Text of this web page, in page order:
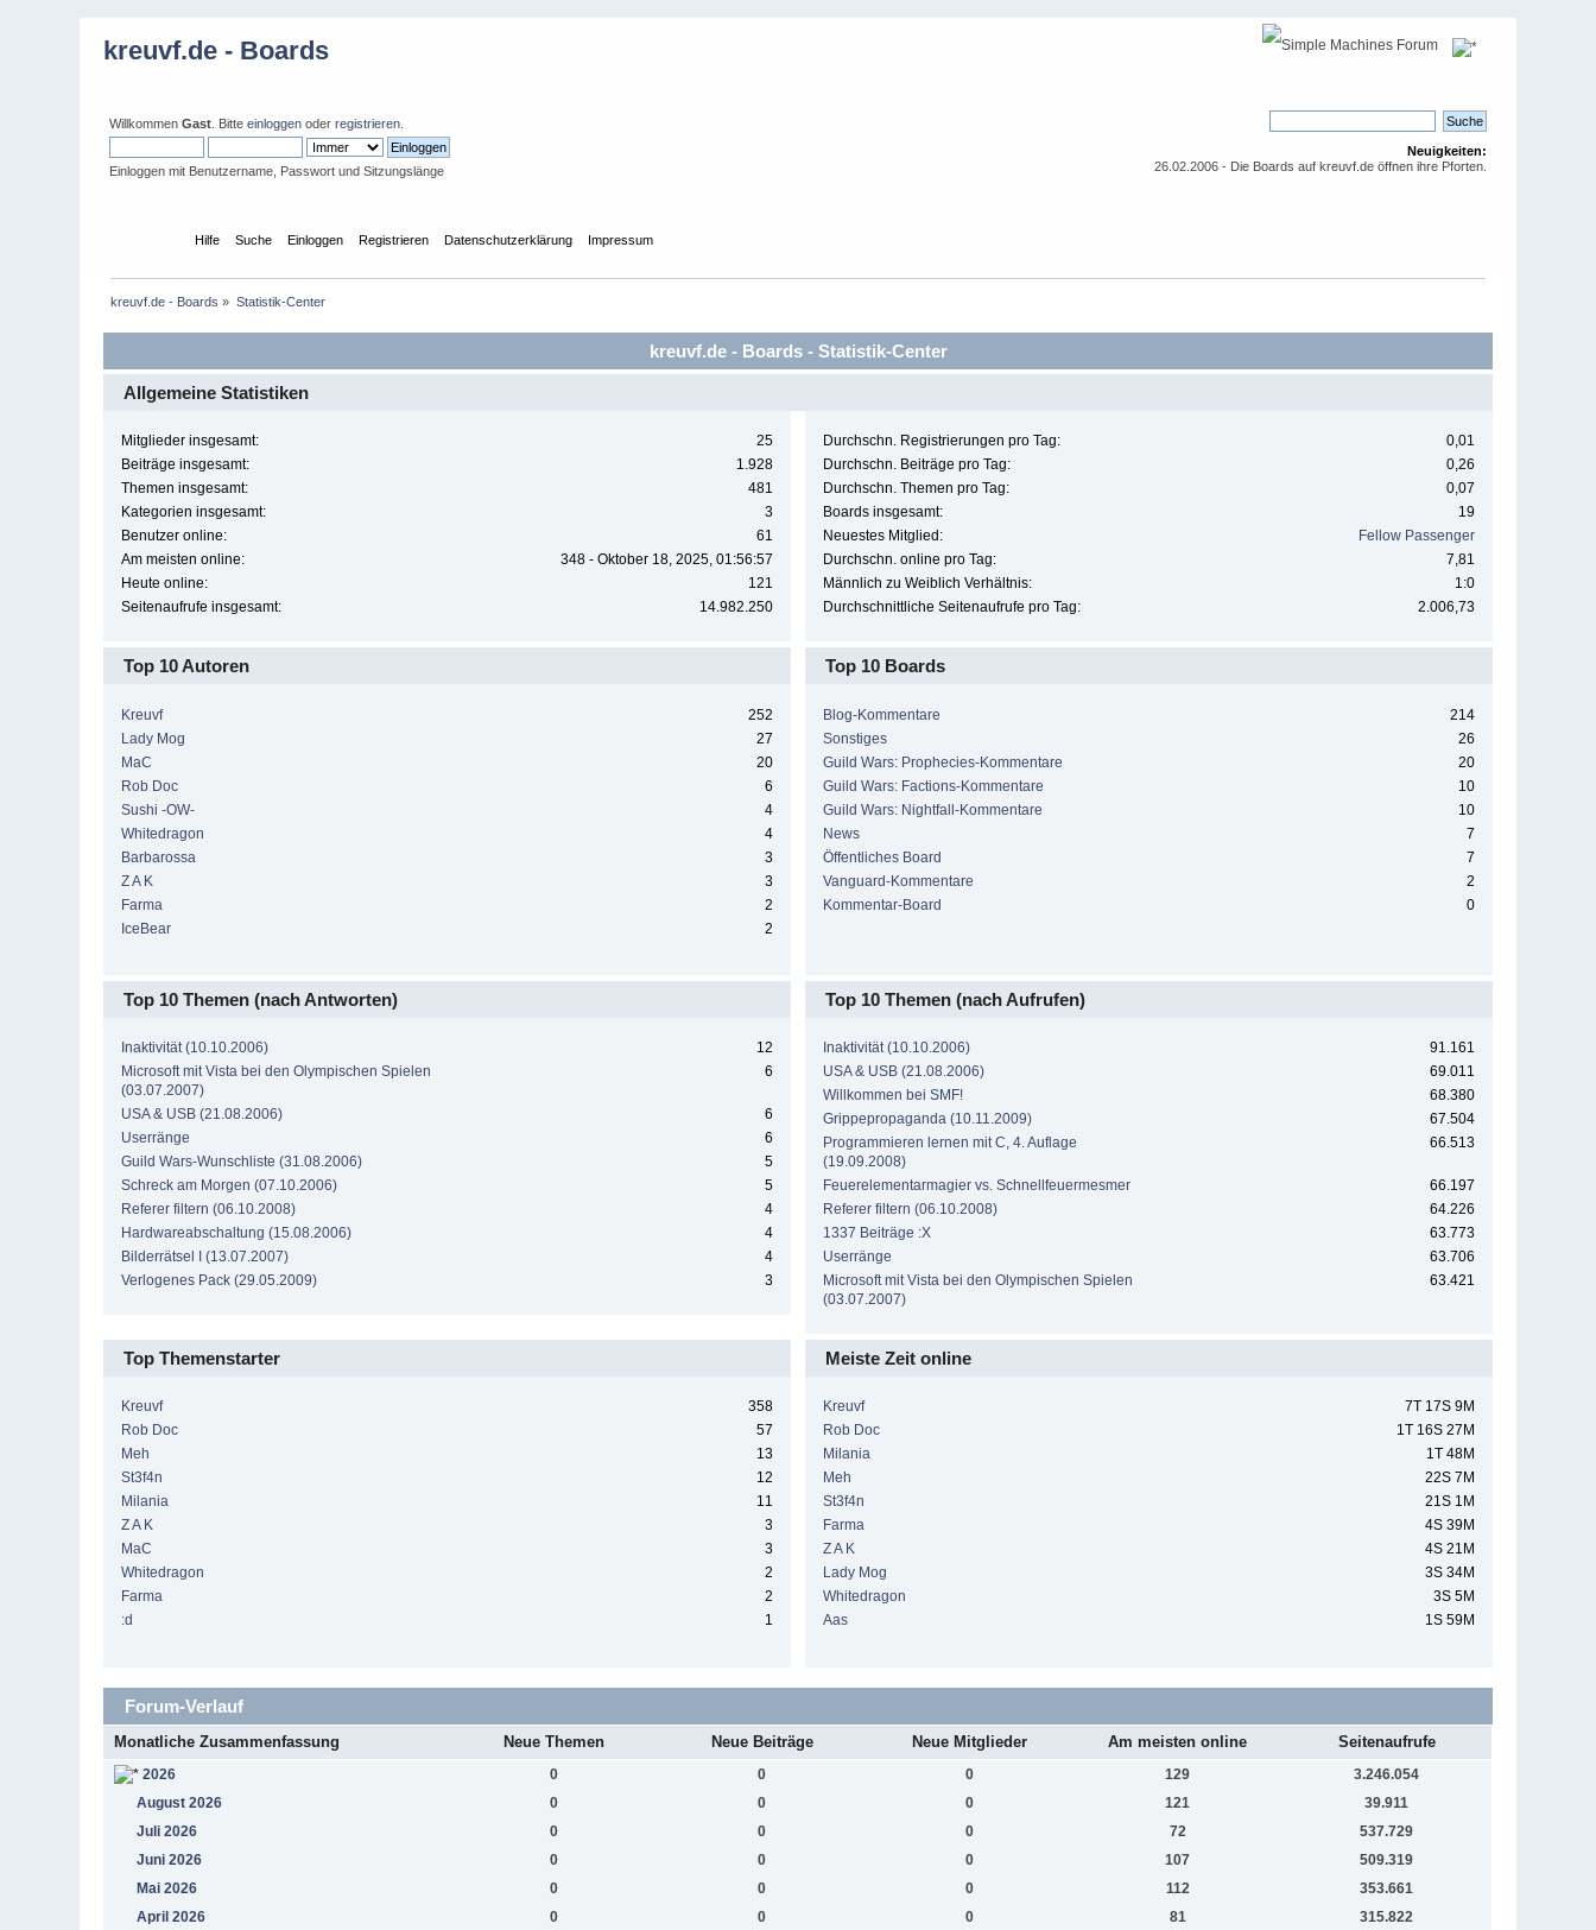
kreuvf.de - Boards
WillkommenGast . Bitteeinloggen oderregistrieren
Einloggen mit Benutzername, Passwort und Sitzungslänge
Neuigkeiten:
26.02.2006 - Die Boards auf kreuvf.de öffnen ihre Pforten.
Hilfe Suche Einloggen Registrieren Datenschutzerklärung Impressum
kreuvf.de - Boards » Statistik-Center
kreuvf.de - Boards - Statistik-Center
Allgemeine Statistiken
Mitglieder insgesamt:
25
Beiträge insgesamt:
1.928
Themen insgesamt:
481
Kategorien insgesamt:
3
Benutzer online:
61
Am meisten online:
348 - Oktober 18, 2025, 01:56:57
Heute online:
121
Seitenaufrufe insgesamt:
14.982.250
Durchschn. Registrierungen pro Tag:
0,01
Durchschn. Beiträge pro Tag:
0,26
Durchschn. Themen pro Tag:
0,07
Boards insgesamt:
19
Neuestes Mitglied:
Fellow Passenger
Durchschn. online pro Tag:
7,81
Männlich zu Weiblich Verhältnis:
1:0
Durchschnittliche Seitenaufrufe pro Tag:
2.006,73
Top 10 Autoren
Kreuvf
252
Lady Mog
27
MaC
20
Rob Doc
6
Sushi -OW-
4
Whitedragon
4
Barbarossa
3
Z A K
3
Farma
2
IceBear
2
Top 10 Boards
Blog-Kommentare
214
Sonstiges
26
Guild Wars: Prophecies-Kommentare
20
Guild Wars: Factions-Kommentare
10
Guild Wars: Nightfall-Kommentare
10
News
7
Öffentliches Board
7
Vanguard-Kommentare
2
Kommentar-Board
0
Top 10 Themen (nach Antworten)
Inaktivität (10.10.2006)
12
Microsoft mit Vista bei den Olympischen Spielen
(03.07.2007)
6
USA & USB (21.08.2006)
6
Userränge
6
Guild Wars-Wunschliste (31.08.2006)
5
Schreck am Morgen (07.10.2006)
5
Referer filtern (06.10.2008)
4
Hardwareabschaltung (15.08.2006)
4
Bilderrätsel I (13.07.2007)
4
Verlogenes Pack (29.05.2009)
3
Top 10 Themen (nach Aufrufen)
Inaktivität (10.10.2006)
91.161
USA & USB (21.08.2006)
69.011
Willkommen bei SMF!
68.380
Grippepropaganda (10.11.2009)
67.504
Programmieren lernen mit C, 4. Auflage
(19.09.2008)
66.513
Feuerelementarmagier vs. Schnellfeuermesmer
66.197
Referer filtern (06.10.2008)
64.226
1337 Beiträge :X
63.773
Userränge
63.706
Microsoft mit Vista bei den Olympischen Spielen
(03.07.2007)
63.421
Top Themenstarter
Kreuvf
358
Rob Doc
57
Meh
13
St3f4n
12
Milania
11
Z A K
3
MaC
3
Whitedragon
2
Farma
2
:d
1
Meiste Zeit online
Kreuvf
7T 17S 9M
Rob Doc
1T 16S 27M
Milania
1T 48M
Meh
22S 7M
St3f4n
21S 1M
Farma
4S 39M
Z A K
4S 21M
Lady Mog
3S 34M
Whitedragon
3S 5M
Aas
1S 59M
Forum-Verlauf
Monatliche Zusammenfassung Neue Themen Neue Beiträge Neue Mitglieder Am meisten online Seitenaufrufe
2026 0 0 0 129
3.246.054
August 2026
0 0 0 121
39.911
Juli 2026
0 0 0 72
537.729
Juni 2026
0 0 0 107
509.319
Mai 2026
0 0 0 112
353.661
April 2026
0 0 0 81
315.822